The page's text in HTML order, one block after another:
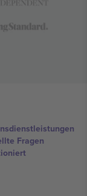
Fragen